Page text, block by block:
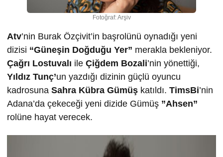
Fotoğraf: Arşiv
Atv’nin Burak Özçivit’in başrolünü oynadığı yeni
dizisi “Güneşin Doğduğu Yer” merakla bekleniyor.
Çağrı Lostuvalı ile Çiğdem Bozali’nin yönettiği,
Yıldız Tunç’un yazdığı dizinin güçlü oyuncu
kadrosuna Sahra Kübra Gümüş katıldı. TimsBi’nin
Adana’da çekeceği yeni dizide Gümüş ”Ahsen”
rolüne hayat verecek.